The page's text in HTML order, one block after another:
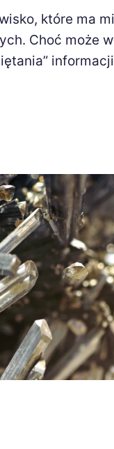
które ma
Choć może